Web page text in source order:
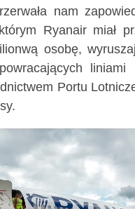
nam
Ryanair miał
osobę,
liniami
Portu